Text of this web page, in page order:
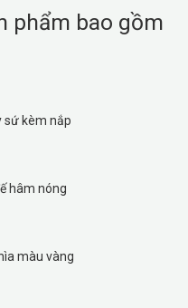
phẩm bao gồm
sứ kèm nắp
hâm nóng
màu vàng